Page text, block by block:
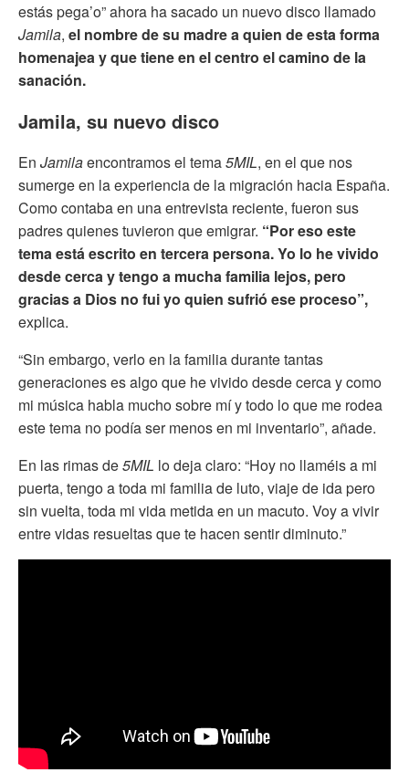
estás pega’o” ahora ha sacado un nuevo disco llamado
Jamila, el nombre de su madre a quien de esta forma
homenajea y que tiene en el centro el camino de la
sanación.
Jamila, su nuevo disco
En Jamilaencontramos el tema5MIL, en el que nos
sumerge en la experiencia de la migración hacia España.
Como contaba en una entrevista reciente, fueron sus
padres quienes tuvieron que emigrar. “Por eso este
tema está escrito en tercera persona. Yo lo he vivido
desde cerca y tengo a mucha familia lejos, pero
gracias a Dios no fui yo quien sufrió ese proceso”,
explica.
“Sin embargo, verlo en la familia durante tantas
generaciones es algo que he vivido desde cerca y como
mi música habla mucho sobre mí y todo lo que me rodea
este tema no podía ser menos en mi inventario”, añade.
En las rimas de5MIL lo deja claro: “Hoy no llaméis a mi
puerta, tengo a toda mi familia de luto, viaje de ida pero
sin vuelta, toda mi vida metida en un macuto. Voy a vivir
entre vidas resueltas que te hacen sentir diminuto.”